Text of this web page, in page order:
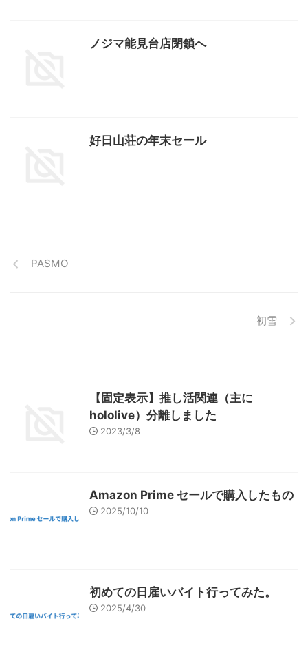
ノジマ能見台店閉鎖へ
好日山荘の年末セール
PASMO
初雪
【固定表示】推し活関連（主に
hololive）分離しました
2023/3/8
Amazon Prime セールで購入したもの
2025/10/10
初めての日雇いバイト行ってみた。
2025/4/30